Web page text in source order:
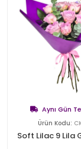
Aynı Gün
Ürün Kodu:
Soft Lilac 9 Lila